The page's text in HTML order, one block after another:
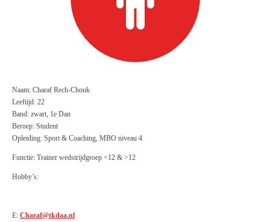
Naam: Charaf Rech-Chouk
Leeftijd: 22
Band: zwart, 1e Dan
Beroep: Student
Opleiding: Sport & Coaching, MBO niveau 4
Functie: Trainer wedstrijdgroep <12 & >12
Hobby’s:
E: Charaf@tkdaa.nl